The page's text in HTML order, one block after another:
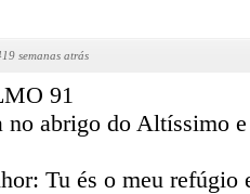
semanas atrás
91
no abrigo do Altíssimo
Tu és o meu refúgio